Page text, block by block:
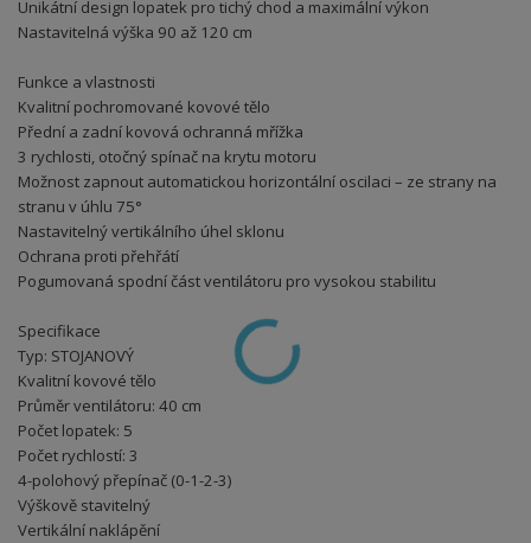
Unikátní design lopatek pro tichý chod a maximální výkon
Nastavitelná výška 90 až 120 cm
Funkce a vlastnosti
Kvalitní pochromované kovové tělo
Přední a zadní kovová ochranná mřížka
3 rychlosti, otočný spínač na krytu motoru
Možnost zapnout automatickou horizontální oscilaci – ze strany na
stranu v úhlu 75°
Nastavitelný vertikálního úhel sklonu
Ochrana proti přehřátí
Pogumovaná spodní část ventilátoru pro vysokou stabilitu
Specifikace
Typ: STOJANOVÝ
Kvalitní kovové tělo
Průměr ventilátoru: 40 cm
Počet lopatek: 5
Počet rychlostí: 3
4-polohový přepínač (0-1-2-3)
Výškově stavitelný
Vertikální naklápění